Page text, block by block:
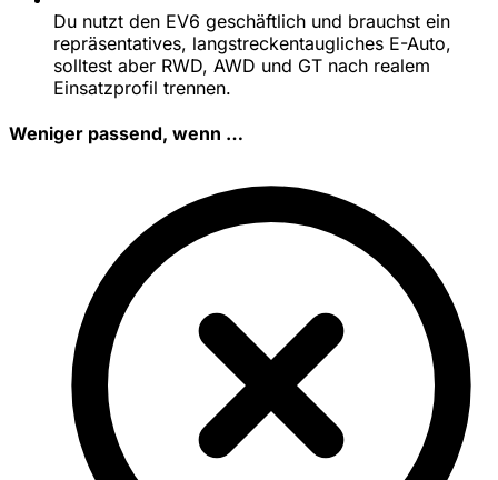
Du nutzt den EV6 geschäftlich und brauchst ein
repräsentatives, langstreckentaugliches E-Auto,
solltest aber RWD, AWD und GT nach realem
Einsatzprofil trennen.
Weniger passend, wenn …